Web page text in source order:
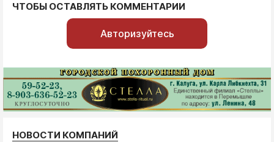
ЧТОБЫ ОСТАВЛЯТЬ КОММЕНТАРИИ
Авторизуйтесь
НОВОСТИ КОМПАНИЙ